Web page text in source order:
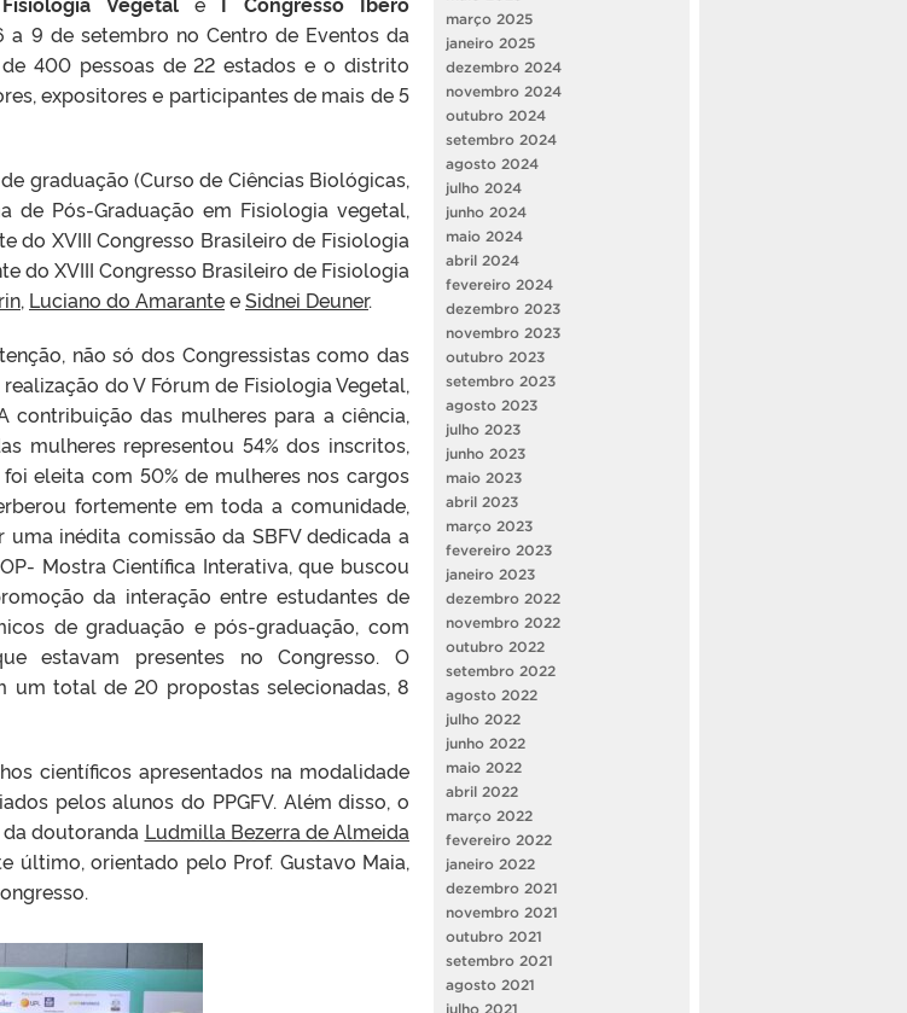
a 9 de setembro no Centro de Eventos da
400 pessoas de 22 estados e o distrito
expositores e participantes de mais de 5
(Curso de Ciências Biológicas,
de Pós-Graduação em Fisiologia vegetal,
do XVIII Congresso Brasileiro de Fisiologia
do XVIII Congresso Brasileiro de Fisiologia
, Luciano do AmaranteeSidnei Deuner.
não só dos Congressistas como das
do V Fórum de Fisiologia Vegetal,
contribuição das mulheres para a ciência,
mulheres representou 54% dos inscritos,
eleita com 50% de mulheres nos cargos
fortemente em toda a comunidade,
inédita comissão da SBFV dedicada a
Mostra Científica Interativa, que buscou
da interação entre estudantes de
de graduação e pós-graduação, com
estavam presentes no Congresso. O
um total de 20 propostas selecionadas, 8
apresentados na modalidade
pelos alunos do PPGFV. Além disso, o
da doutoranda Ludmilla Bezerra de Almeida
último, orientado pelo Prof. Gustavo Maia,
março 2025
janeiro 2025
dezembro 2024
novembro 2024
outubro 2024
setembro 2024
agosto 2024
julho 2024
junho 2024
maio 2024
abril 2024
fevereiro 2024
dezembro 2023
novembro 2023
outubro 2023
setembro 2023
agosto 2023
julho 2023
junho 2023
maio 2023
abril 2023
março 2023
fevereiro 2023
janeiro 2023
dezembro 2022
novembro 2022
outubro 2022
setembro 2022
agosto 2022
julho 2022
junho 2022
maio 2022
abril 2022
março 2022
fevereiro 2022
janeiro 2022
dezembro 2021
novembro 2021
outubro 2021
setembro 2021
agosto 2021
julho 2021